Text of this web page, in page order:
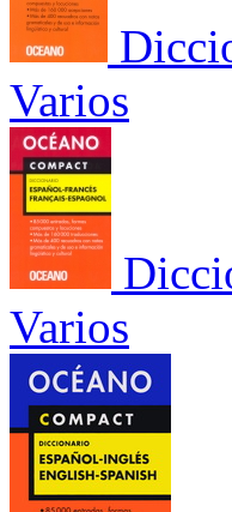
Varios
Varios